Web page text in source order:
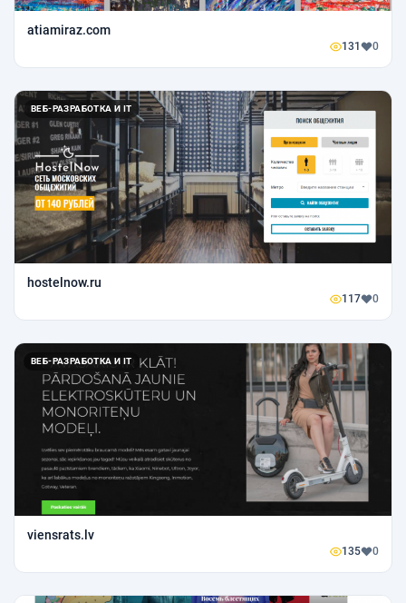
atiamiraz.com
131 0
ВЕБ-РАЗРАБОТКА И IT
hostelnow.ru
117 0
ВЕБ-РАЗРАБОТКА И IT
viensrats.lv
135 0